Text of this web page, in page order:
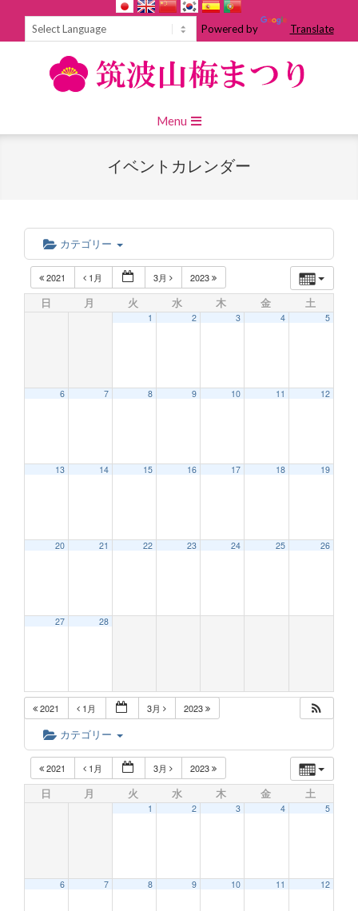
Powered by Translate
Navigation
Menu
イベントカレンダー
カテゴリー
2021 1月 3月 2023
日 月 火 水 木 金 土
1 2 3 4 5
6 7 8 9 10 11 12
13 14 15 16 17 18 19
20 21 22 23 24 25 26
27 28
2021 1月 3月 2023
カテゴリー
2021 1月 3月 2023
日 月 火 水 木 金 土
1 2 3 4 5
6 7 8 9 10 11 12